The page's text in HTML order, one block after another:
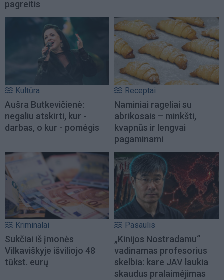
pagreitis
Kultūra
Aušra Butkevičienė:
negaliu atskirti, kur -
darbas, o kur - pomėgis
Receptai
Naminiai rageliai su
abrikosais – minkšti,
kvapnūs ir lengvai
pagaminami
Kriminalai
Sukčiai iš įmonės
Vilkaviškyje išviliojo 48
tūkst. eurų
Pasaulis
„Kinijos Nostradamu“
vadinamas profesorius
skelbia: kare JAV laukia
skaudus pralaimėjimas